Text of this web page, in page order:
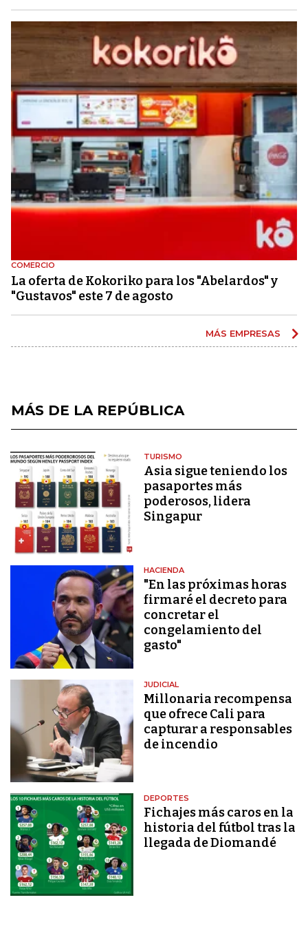
COMERCIO
La oferta de Kokoriko para los "Abelardos" y
"Gustavos" este 7 de agosto
MÁS EMPRESAS
MÁS DE LA REPÚBLICA
TURISMO
Asia sigue teniendo los
pasaportes más
poderosos, lidera
Singapur
HACIENDA
"En las próximas horas
firmaré el decreto para
concretar el
congelamiento del
gasto"
JUDICIAL
Millonaria recompensa
que ofrece Cali para
capturar a responsables
de incendio
DEPORTES
Fichajes más caros en la
historia del fútbol tras la
llegada de Diomandé